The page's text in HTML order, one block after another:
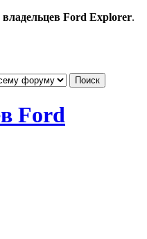
Ford Explorer.
Ford